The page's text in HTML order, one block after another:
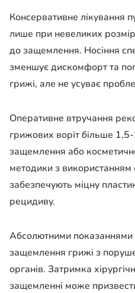
Консервативне лікування
лише при невеликих
до защемлення. Носіння
зменшує дискомфорт та
грижі, але не усуває
Оперативне втручання
грижових воріт більше
защемлення або
методики з використанням
забезпечують міцну
рецидиву.
Абсолютними показаннями
защемлення грижі з
органів. Затримка
защемленні може